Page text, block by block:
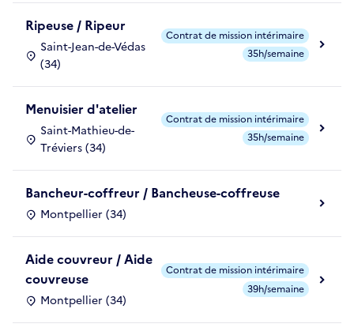
Ripeuse / Ripeur
Saint-Jean-de-Védas
(34)
Contrat de mission intérimaire
35h/semaine
Menuisier d'atelier
Saint-Mathieu-de-
Tréviers (34)
Contrat de mission intérimaire
35h/semaine
Bancheur-coffreur / Bancheuse-coffreuse
Montpellier (34)
Aide couvreur / Aide
couvreuse
Montpellier (34)
Contrat de mission intérimaire
39h/semaine